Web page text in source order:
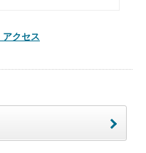
アクセス